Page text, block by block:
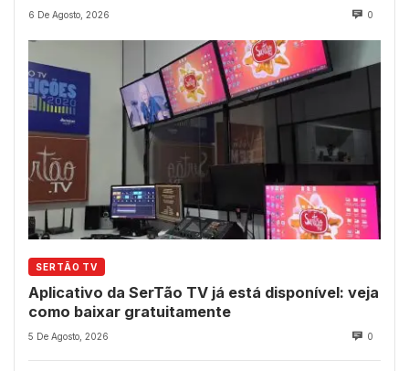
6 De Agosto, 2026 0
SERTÃO TV
Aplicativo da SerTão TV já está disponível: veja
como baixar gratuitamente
5 De Agosto, 2026 0